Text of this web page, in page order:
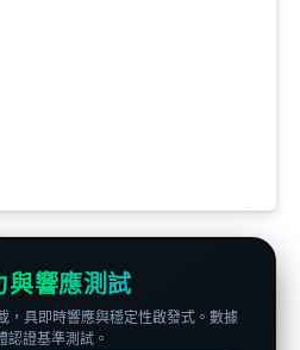
與響應測試
，具即時響應與穩定性啟發式。數據
證基準測試。